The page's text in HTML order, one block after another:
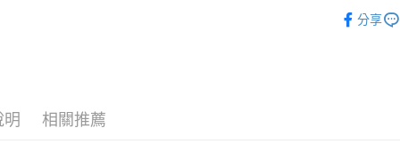
悠遊付
分享
明 相關推薦